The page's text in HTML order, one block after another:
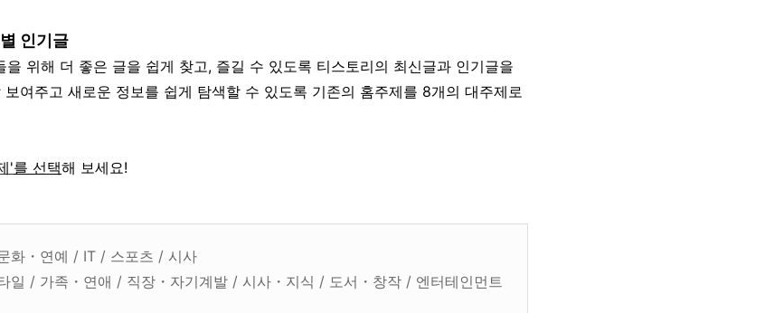
인기글
위해 더 좋은 글을 쉽게 찾고, 즐길 수 있도록 티스토리의 최신글과 인기글을
여주고 새로운 정보를 쉽게 탐색할 수 있도록 기존의 홈주제를 8개의 대주제로
'를 선택해 보세요!
화・연예 / IT / 스포츠 / 시사
일 / 가족・연애 / 직장・자기계발 / 시사・지식 / 도서・창작 / 엔터테인먼트